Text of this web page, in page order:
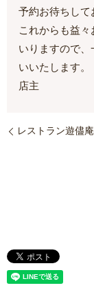
予約お待ちして
これからも益
いりますので
いいたします。
店主
レストラン遊儘